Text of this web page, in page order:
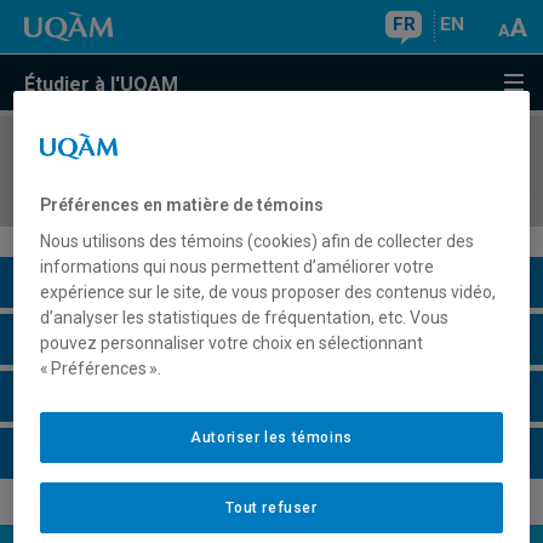
FR EN
Étudier à l'UQAM
COURS//
Description du cours
Horaire - Été 2026
Préférences en matière de témoins
Nous utilisons des témoins (cookies) afin de collecter des
informations qui nous permettent d’améliorer votre
expérience sur le site, de vous proposer des contenus vidéo,
d’analyser les statistiques de fréquentation, etc. Vous
pouvez personnaliser votre choix en sélectionnant
« Préférences ».
Tout refuser
Autoriser les témoins